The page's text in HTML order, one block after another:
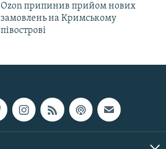
Ozon припинив прийом нових
замовлень на Кримському
півострові